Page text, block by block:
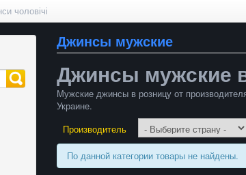
чоловічі
Джинсы мужские
Джинсы мужские
Мужские джинсы в розницу от
Украине.
Производитель
По данной категории товары не найдены.